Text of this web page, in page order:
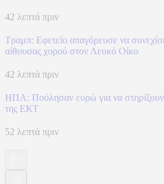
42 λεπτά πριν
Τραμπ: Εφετείο απαγόρευσε να
αίθουσας χορού στον Λευκό Οίκο
42 λεπτά πριν
ΗΠΑ: Πούλησαν ευρώ για να στηρίξουν
της ΕΚΤ
52 λεπτά πριν